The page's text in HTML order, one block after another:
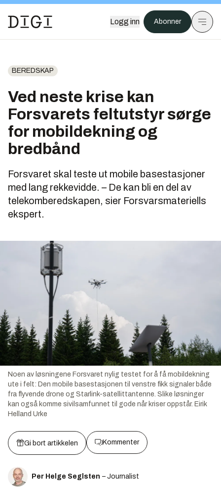
Logg inn Abonner
BEREDSKAP
Ved neste krise kan
Forsvarets feltutstyr sørge
for mobildekning og
bredbånd
Forsvaret skal teste ut mobile basestasjoner
med lang rekkevidde. – De kan bli en del av
telekomberedskapen, sier Forsvarsmateriells
ekspert.
Noen av løsningene Forsvaret nylig testet for å få mobildekning
ute i felt: Den mobile basestasjonen til venstre fikk signaler både
fra flyvende drone og Starlink-satellittantenne. Slike løsninger
kan også komme sivilsamfunnet til gode når kriser oppstår. Eirik
Helland Urke
Gi bort artikkelen Kommenter
Per Helge Seglsten – Journalist